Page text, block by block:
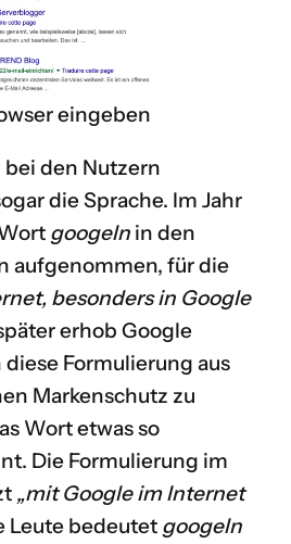
eingeben
den Nutzern
die Sprache. Im Jahr
googeln in den
aufgenommen, für die
besonders in Google
erhob Google
Formulierung aus
Markenschutz zu
Wort etwas so
Die Formulierung im
„mit Google im Internet
Leute bedeutet googeln